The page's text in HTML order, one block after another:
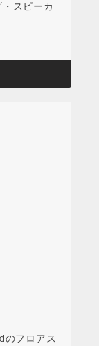
スピーカ
のフロアス